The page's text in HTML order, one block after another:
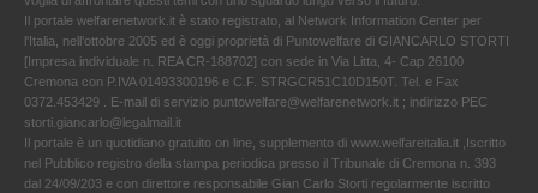
Il portale welfarenetwork.it è stato registrato, al Network Information Center per
l'Italia, nell’ottobre 2005 ed è oggi proprietà di Puntowelfare di GIANCARLO STORTI
[Impresa individuale n. REA CR-188702] con sede in Via Litta, 4- Cap 26100
Cremona con P.IVA 01493300196 e C.F. STRGCR51C10D150T. Tel. e Fax
0372.453429 . E-mail di servizio puntowelfare@welfarenetwork.it ; indirizzo PEC
storti.giancarlo@legalmail.it
Il portale è un quotidiano gratuito on line, supplemento di www.welfareitalia.it ,Iscritto
nel Pubblico registro della stampa periodica presso il Tribunale di Cremona n. 393
dal 24/09/203 e con direttore responsabile Gian Carlo Storti regolarmente iscritto